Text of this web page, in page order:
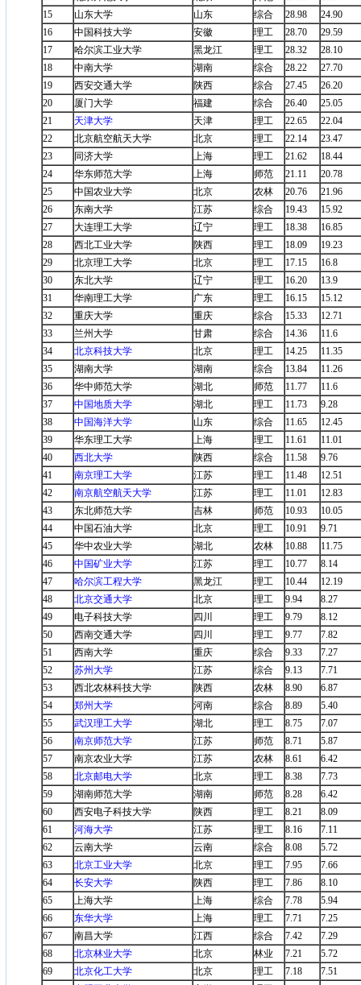
15
山东大学 山东 综合 28.98
24.90
16
中国科技大学 安徽 理工 28.70
29.59
17
哈尔滨工业大学 黑龙江 理工 28.32
28.10
18
中南大学 湖南 综合 28.22
27.70
19
西安交通大学 陕西 综合 27.45
26.20
20
厦门大学 福建 综合 26.40
25.05
21
天津大学 天津 理工 22.65
22.04
22
北京航空航天大学 北京 理工 22.14
23.47
23
同济大学 上海 理工 21.62
18.44
24
华东师范大学 上海 师范 21.11
20.78
25
中国农业大学 北京 农林 20.76
21.96
26
东南大学 江苏 综合 19.43
15.92
27
大连理工大学 辽宁 理工 18.38
16.85
28
西北工业大学 陕西 理工 18.09
19.23
29
北京理工大学 北京 理工 17.15
16.8
30
东北大学 辽宁 理工 16.20
13.9
31
华南理工大学 广东 理工 16.15
15.12
32
重庆大学 重庆 综合 15.33
12.71
33
兰州大学 甘肃 综合 14.36
11.6
34
北京科技大学 北京 理工 14.25
11.35
35
湖南大学 湖南 综合 13.84
11.26
36
华中师范大学 湖北 师范 11.77
11.6
37
中国地质大学 湖北 理工 11.73
9.28
38
中国海洋大学 山东 综合 11.65
12.45
39
华东理工大学 上海 理工 11.61
11.01
40
西北大学 陕西 综合 11.58
9.76
41
南京理工大学 江苏 理工 11.48
12.51
42
南京航空航天大学 江苏 理工 11.01
12.83
43
东北师范大学 吉林 师范 10.93
10.05
44
中国石油大学 北京 理工 10.91
9.71
45
华中农业大学 湖北 农林 10.88
11.75
46
中国矿业大学 江苏 理工 10.77
8.14
47
哈尔滨工程大学 黑龙江 理工 10.44
12.19
48
北京交通大学 北京 理工 9.94
8.27
49
电子科技大学 四川 理工 9.79
8.12
50
西南交通大学 四川 理工 9.77
7.82
51
西南大学 重庆 综合 9.33
7.27
52
苏州大学 江苏 综合 9.13
7.71
53
西北农林科技大学 陕西 农林 8.90
6.87
54
郑州大学 河南 综合 8.89
5.40
55
武汉理工大学 湖北 理工 8.75
7.07
56
南京师范大学 江苏 师范 8.71
5.87
57
南京农业大学 江苏 农林 8.61
6.42
58
北京邮电大学 北京 理工 8.38
7.73
59
湖南师范大学 湖南 师范 8.28
6.42
60
西安电子科技大学 陕西 理工 8.21
8.09
61
河海大学 江苏 理工 8.16
7.11
62
云南大学 云南 综合 8.08
5.72
63
北京工业大学 北京 理工 7.95
7.66
64
长安大学 陕西 理工 7.86
8.10
65
上海大学 上海 综合 7.78
5.94
66
东华大学 上海 理工 7.71
7.25
67
南昌大学 江西 综合 7.42
7.29
68
北京林业大学 北京 林业 7.21
5.72
69
北京化工大学 北京 理工 7.18
7.51